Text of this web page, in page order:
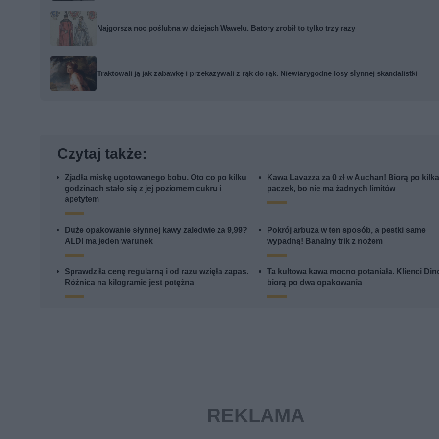
Najgorsza noc poślubna w dziejach Wawelu. Batory zrobił to tylko trzy razy
Traktowali ją jak zabawkę i przekazywali z rąk do rąk. Niewiarygodne losy słynnej skandalistki
Czytaj także:
Zjadła miskę ugotowanego bobu. Oto co po kilku
godzinach stało się z jej poziomem cukru i
apetytem
Kawa Lavazza za 0 zł w Auchan! Biorą po kilka
paczek, bo nie ma żadnych limitów
Duże opakowanie słynnej kawy zaledwie za 9,99?
ALDI ma jeden warunek
Pokrój arbuza w ten sposób, a pestki same
wypadną! Banalny trik z nożem
Sprawdziła cenę regularną i od razu wzięła zapas.
Różnica na kilogramie jest potężna
Ta kultowa kawa mocno potaniała. Klienci
biorą po dwa opakowania